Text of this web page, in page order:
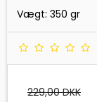
Vægt: 350 gr
229,00 DKK